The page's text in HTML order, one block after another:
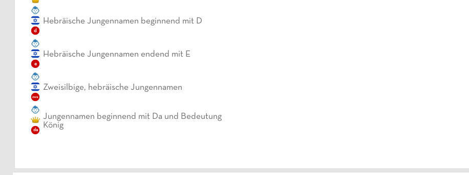
d
Hebräische Jungennamen beginnend mit D
e
Hebräische Jungennamen endend mit E
zwe
Zweisilbige, hebräische Jungennamen
da
Jungennamen beginnend mit Da und Bedeutung
König